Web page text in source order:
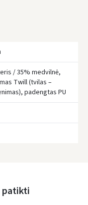
/ 35% medvilnė,
Twill (tvilas –
padengtas PU
patikti